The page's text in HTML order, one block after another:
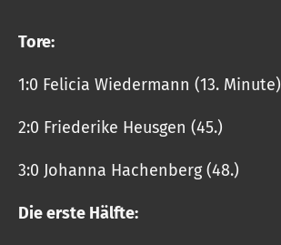
Tore:
1:0 Felicia Wiedermann (13. Minute)
2:0 Friederike Heusgen (45.)
3:0 Johanna Hachenberg (48.)
Die erste Hälfte: